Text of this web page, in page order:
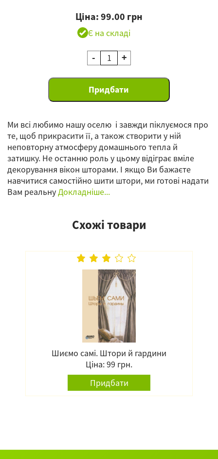
Ціна: 99.00 грн
Є на складі
- +
Ми всі любимо нашу оселю і завжди піклуємося про
те, щоб прикрасити її, а також створити у ній
неповторну атмосферу домашнього тепла й
затишку. Не останню роль у цьому відіграє вміле
декорування вікон шторами. І якщо Ви бажаєте
навчитися самостійно шити штори, ми готові надати
Вам реальнуДокладніше...
Схожі товари
Шиємо самі. Штори й гардини
Ціна: 99 грн.
Придбати